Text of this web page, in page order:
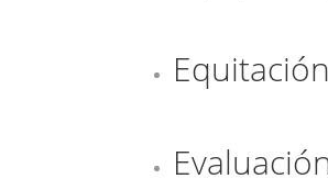
Equitación